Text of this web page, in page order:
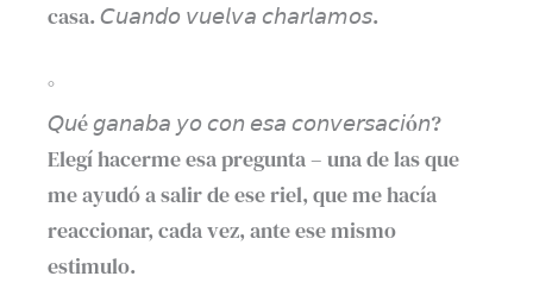
casa. 𝘊𝘶𝘢𝘯𝘥𝘰 𝘷𝘶𝘦𝘭𝘷𝘢 𝘤𝘩𝘢𝘳𝘭𝘢𝘮𝘰𝘴.⁣
°⁣
𝘘𝘶é 𝘨𝘢𝘯𝘢𝘣𝘢 𝘺𝘰 𝘤𝘰𝘯 𝘦𝘴𝘢 𝘤𝘰𝘯𝘷𝘦𝘳𝘴𝘢𝘤𝘪ó𝘯?
Elegí hacerme esa pregunta – una de las que
me ayudó a salir de ese riel, que me hacía
reaccionar, cada vez, ante ese mismo
estimulo.⁣